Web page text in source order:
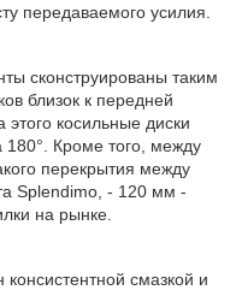
передаваемого усилия.
сконструированы таким
близок к передней
косильные диски
180°. Кроме того, между
перекрытия между
Splendimo, - 120 мм -
на рынке.
смазкой и